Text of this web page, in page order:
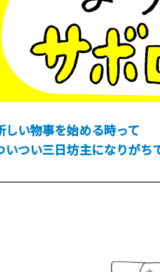
しい物事を始める時って
いつい三日坊主になりが